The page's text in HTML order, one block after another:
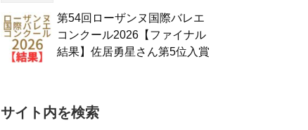
第54回ローザンヌ国際バレエ
コンクール2026【ファイナル
結果】佐居勇星さん第5位入賞
サイト内を検索